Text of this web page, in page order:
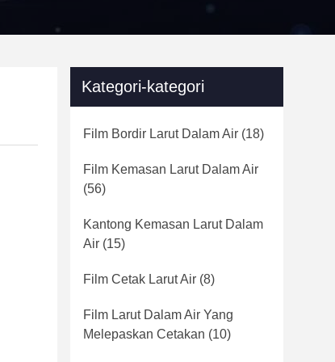
Kategori-kategori
Film Bordir Larut Dalam Air (18)
Film Kemasan Larut Dalam Air
(56)
Kantong Kemasan Larut Dalam
Air (15)
Film Cetak Larut Air (8)
Film Larut Dalam Air Yang
Melepaskan Cetakan (10)